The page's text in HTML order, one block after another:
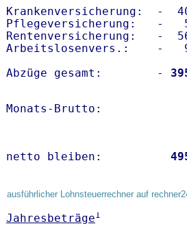
Krankenversicherung:  -
Pflegeversicherung:   -
Rentenversicherung:   -
Arbeitslosenvers.:    -
Abzüge gesamt:        -
Monats-
netto bleiben:
ausführlicher Lohnsteuerrechner auf
Jahresbeträge1